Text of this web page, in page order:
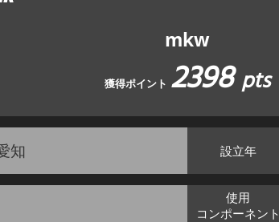
mkw
獲得ポイント 2398pts
知 設立年
使用
コンポーネント